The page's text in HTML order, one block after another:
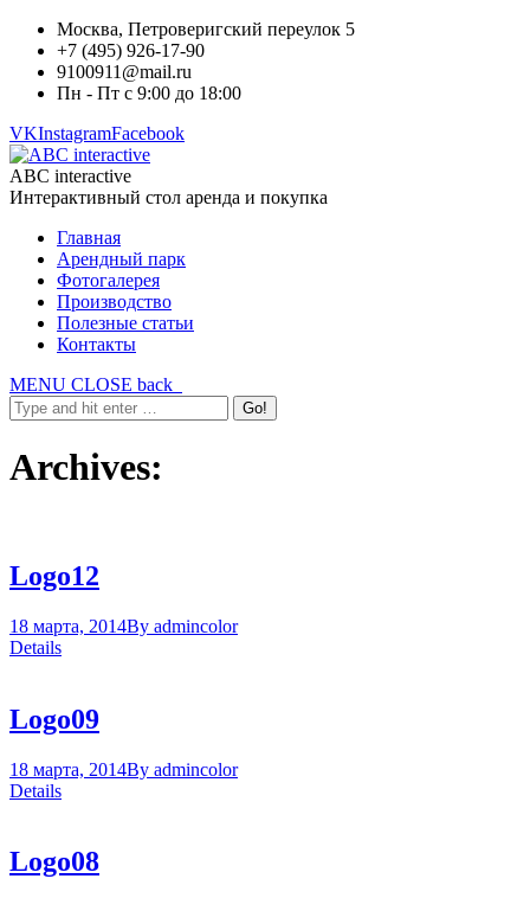
Москва, Петроверигский переулок 5
+7 (495) 926-17-90
9100911@mail.ru
Пн - Пт с 9:00 до 18:00
VKInstagramFacebook
ABC interactive
Интерактивный стол аренда и покупка
Главная
Арендный парк
Фотогалерея
Производство
Полезные статьи
Контакты
MENU CLOSE back
Archives:
Logo12
18 марта, 2014By admincolor
Details
Logo09
18 марта, 2014By admincolor
Details
Logo08